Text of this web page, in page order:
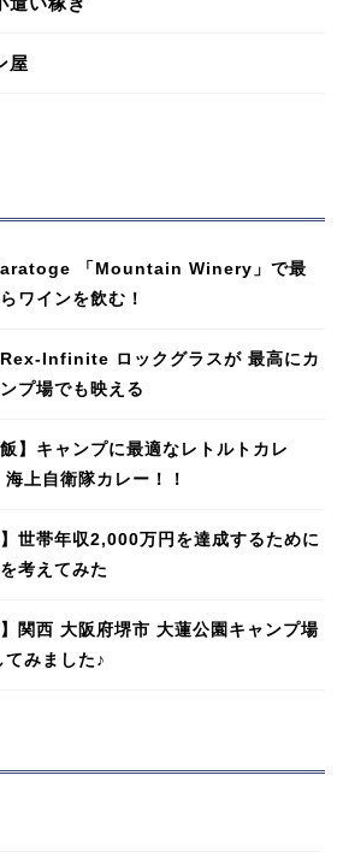
屋
「Mountain Winery」で最
ワインを飲む！
Rex-Infinite ロックグラスが 最高にカ
プ場でも映える
】キャンプに最適なレトルトカレ
上自衛隊カレー！！
】世帯年収2,000万円を達成するために
考えてみた
】関西 大阪府堺市 大蓮公園キャンプ場
みました♪